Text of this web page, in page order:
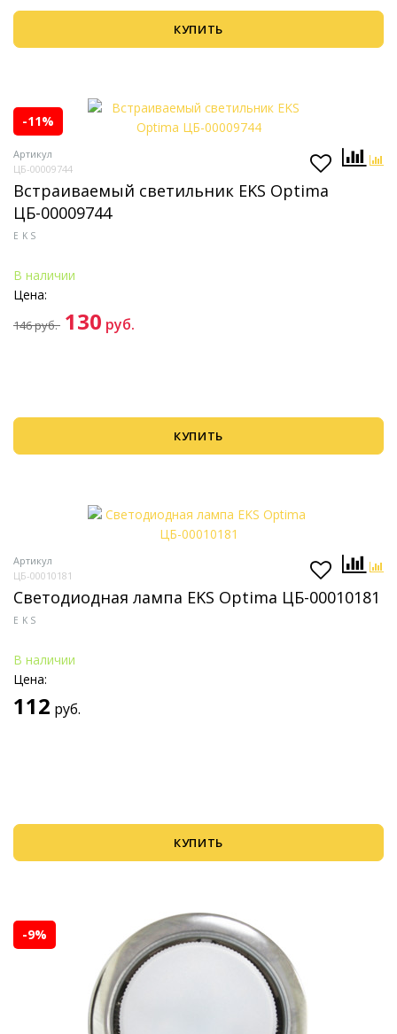
КУПИТЬ
-11%
Артикул
ЦБ-00009744
Встраиваемый светильник EKS Optima
ЦБ-00009744
EKS
В наличии
Цена:
146руб. 130 руб.
КУПИТЬ
Артикул
ЦБ-00010181
Светодиодная лампа EKS Optima ЦБ-00010181
EKS
В наличии
Цена:
112 руб.
КУПИТЬ
-9%